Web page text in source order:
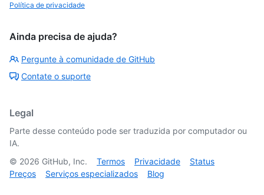
Política de privacidade
Ainda precisa de ajuda?
Pergunte à comunidade de GitHub
Contate o suporte
Legal
Parte desse conteúdo pode ser traduzida por computador ou
IA.
© 2026 GitHub, Inc. Termos Privacidade
Status
Preços
Serviços especializados Blog